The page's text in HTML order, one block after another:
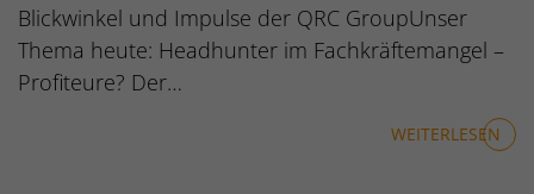
Blickwinkel und Impulse der QRC GroupUnser
Thema heute: Headhunter im Fachkräftemangel –
Profiteure? Der…
WEITERLESEN